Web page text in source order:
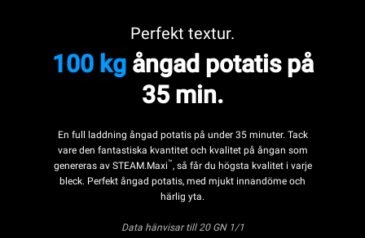
Perfekt textur.
100 kgångad potatis på
35 min.
En full laddning ångad potatis på under 35 minuter. Tack
vare den fantastiska kvantitet och kvalitet på ångan som
genereras av STEAM.Maxi™ , så får du högsta kvalitet i varje
bleck. Perfekt ångad potatis, med mjukt innandöme och
härlig yta.
Data hänvisar till 20 GN 1/1